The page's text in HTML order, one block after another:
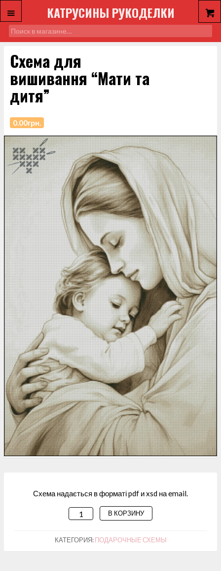
КАТРУСИНЫ РУКОДЕЛКИ
Схема для
вишивання “Мати та
дитя”
0.00грн.
Схема надається в форматі pdf и xsd на email.
КОЛИЧЕСТВО
СХЕМА
ДЛЯ
В КОРЗИНУ
КАТЕГОРИЯ:ПОДАРОЧНЫЕ СХЕМЫ